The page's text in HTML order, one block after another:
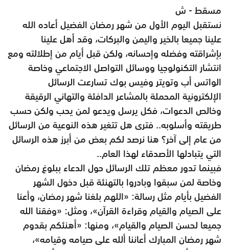
مسقط - ش
نستقبل اليوم الأول من شهر رمضان الفضيل أعاده الله
علينا جميعا بالخير واليمن والبركات، وقد أهل علينا
بإشراقته وفضله وإحسانه، ولكن قبل أيام من إطلالته ومع
انتشار التكنولوجيا ووسائل التواصل الاجتماعي وخاصة
الواتس أب وتويتر وفيس بوك تسارعت الرسائل
الإلكترونية المحملة بالمشاعر الدافئة والتهاني الرقيقة
وخالص الدعوات، فكل يرسل ويدعو لمن يحب ولكن حسب
طريقته وأسلوبه.. فترى هل تتغير هذه النوعية من الرسائل
من عام إلى آخر؟ هنا نرصد لكم بعض من أبرز هذه الرسائل
التي يتبادلها الأصدقاء لهذا العام..
فبينما تدور معظم تلك الرسائل حول الدعاء ببلوغ رمضان
وخاصة لمن سبقوا وبادروا بالتهنئة قبل دخول الشهر
الفضيل بأيام مثل رسالة: «اللهم بلغنا شهر رمضان، وأعنا
على الصيام والقيام وقراءة القرآن»، ومثل: «وفقنا الله
جميعا لحسن الصيام والقيام»، ومنها: «أهنئكم بقدوم
شهر رمضان المبارك أعاننا ألله على صيامه وقيامه»،